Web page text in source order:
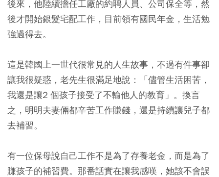
後來，他陸續擔任工廠的約聘人員、公司保全等，然
後才開始銀髮宅配工作，目前領有國民年金，生活勉
強過得去。
這是韓國上一世代很常見的人生故事，不過有件事卻
讓我很疑惑， 老先生很滿足地說：「儘管生活困苦，
我還是讓2 個孩子接受了不輸他人的教育」。換言
之，明明夫妻倆都辛苦工作賺錢，還是持續讓兒子都
去補習。
有一位保母說自己工作不是為了存養老金，而是為了
賺孩子的補習費。那番話實在讓我感嘆，她該不會誤